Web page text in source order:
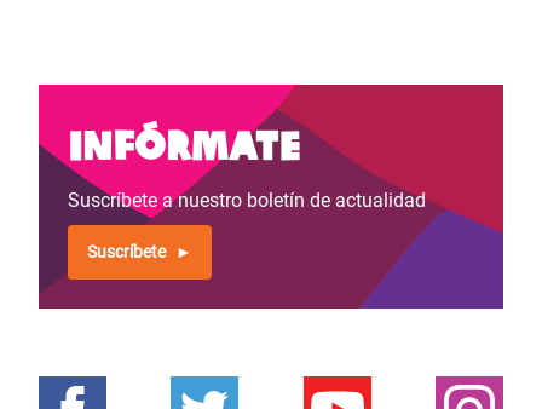
Infórmate
Suscríbete a nuestro boletín de actualidad
Suscríbete